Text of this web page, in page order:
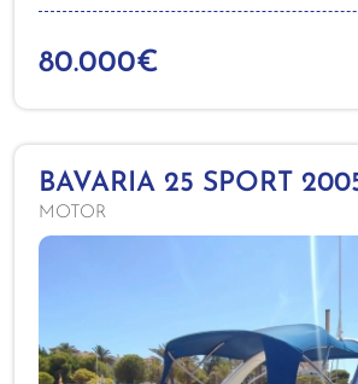
80.000€
BAVARIA 25 SPORT
MOTOR